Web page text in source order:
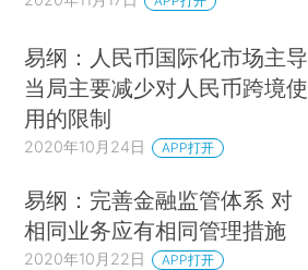
易纲：人民币国际化市场主导
当局主要减少对人民币跨境使
用的限制
2020年10月24日 APP打开
易纲：完善金融监管体系 对
相同业务应有相同管理措施
2020年10月22日 APP打开